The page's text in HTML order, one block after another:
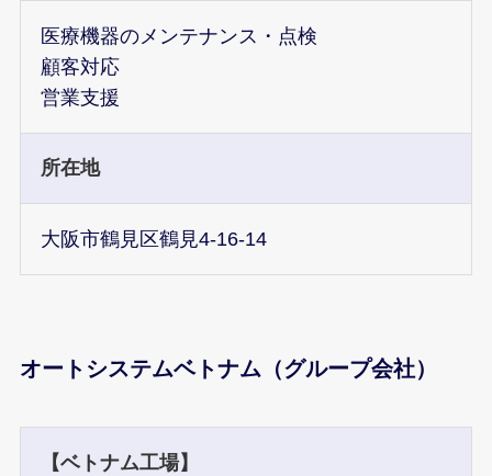
医療機器のメンテナンス・点検
顧客対応
営業支援
所在地
大阪市鶴見区鶴見4-16-14
オートシステムベトナム（グループ会社）
【ベトナム工場】